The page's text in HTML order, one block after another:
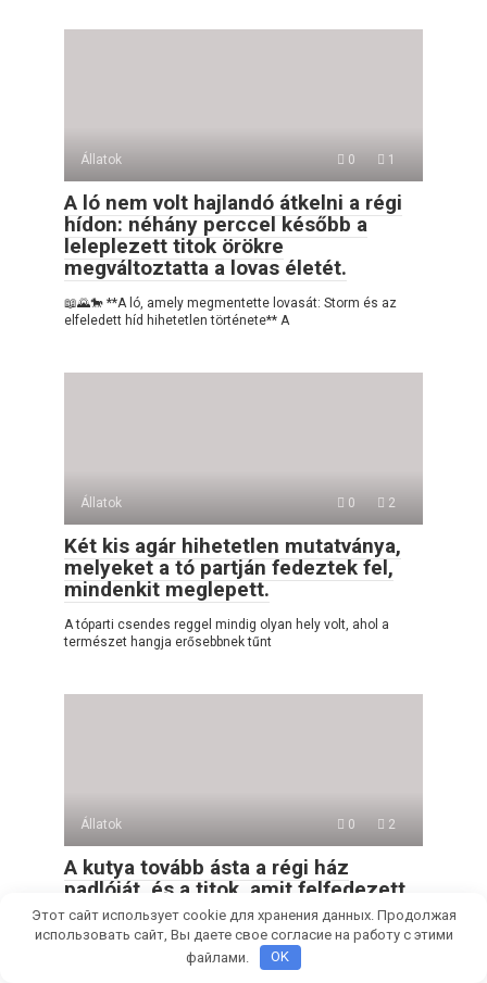
Állatok 0 1
A ló nem volt hajlandó átkelni a régi
hídon: néhány perccel később a
leleplezett titok örökre
megváltoztatta a lovas életét.
📖🌄🐎 **A ló, amely megmentette lovasát: Storm és az
elfeledett híd hihetetlen története** A
Állatok 0 2
Két kis agár hihetetlen mutatványa,
melyeket a tó partján fedeztek fel,
mindenkit meglepett.
A tóparti csendes reggel mindig olyan hely volt, ahol a
természet hangja erősebbnek tűnt
Állatok 0 2
A kutya tovább ásta a régi ház
padlóját, és a titok, amit felfedezett,
mindenkit meglepett.
A régi vidéki ház mindig is tele volt csendes emlékekkel. A
Этот сайт использует cookie для хранения данных. Продолжая
использовать сайт, Вы даете свое согласие на работу с этими
файлами.
OK